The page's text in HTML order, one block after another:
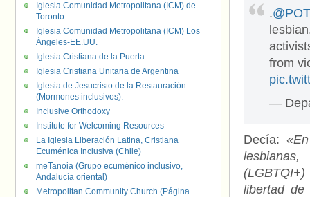
.
from
—
Decía:
libertad de
Iglesia Comunidad Metropolitana (ICM) de
Toronto
Iglesia Comunidad Metropolitana (ICM) Los
Ángeles-EE.UU.
Iglesia Cristiana de la Puerta
Iglesia Cristiana Unitaria de Argentina
Iglesia de Jesucristo de la Restauración.
(Mormones inclusivos).
Inclusive Orthodoxy
Institute for Welcoming Resources
La Iglesia Liberación Latina, Cristiana
Ecuménica Inclusiva (Chile)
meTanoia (Grupo ecuménico inclusivo,
Andalucía oriental)
Metropolitan Community Church (Página